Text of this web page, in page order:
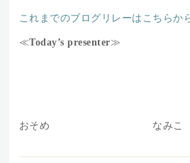
これまでのブログリレーはこちらか
≪Today’s presenter≫
おそめ なみこ